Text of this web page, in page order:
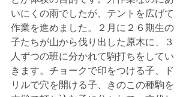
いにくの雨でしたが、テントを広げて
作業を進めました。２月に２６期生の
子たちが山から伐り出した原木に、３
人ずつの班に分かれて駒打ちをしてい
きます。チョークで印をつける子、ド
リルで穴を開ける子、きのこの種駒を